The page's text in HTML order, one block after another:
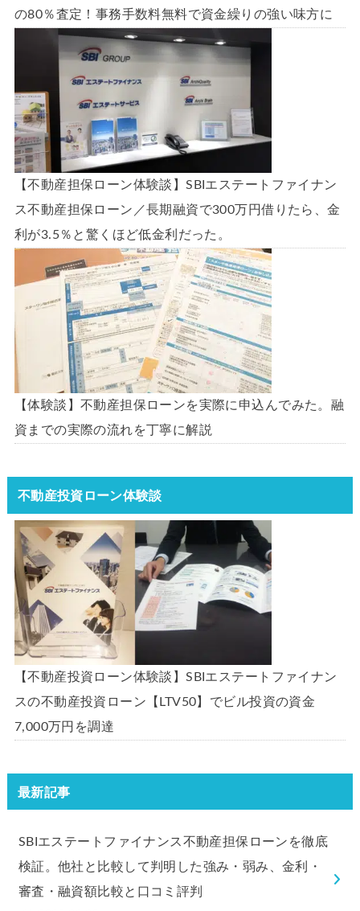
の80％査定！事務手数料無料で資金繰りの強い味方に
【不動産担保ローン体験談】SBIエステートファイナン
ス不動産担保ローン／長期融資で300万円借りたら、金
利が3.5％と驚くほど低金利だった。
【体験談】不動産担保ローンを実際に申込んでみた。融
資までの実際の流れを丁寧に解説
不動産投資ローン体験談
【不動産投資ローン体験談】SBIエステートファイナン
スの不動産投資ローン【LTV50】でビル投資の資金
7,000万円を調達
最新記事
SBIエステートファイナンス不動産担保ローンを徹底
検証。他社と比較して判明した強み・弱み、金利・
審査・融資額比較と口コミ評判